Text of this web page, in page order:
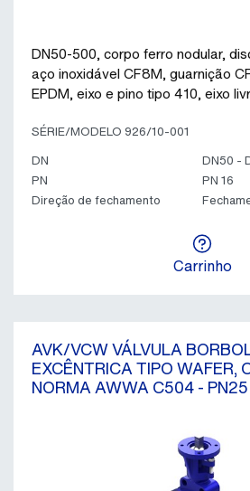
DN50-500, corpo ferro nodular,
aço inoxidável CF8M, guarnição
EPDM, eixo e pino tipo 410, eixo
SÉRIE/MODELO 926/10-001
DN
DN50 -
PN
PN 16
Direção de fechamento
Carrinho
AVK/VCW VÁLVULA
EXCÊNTRICA TIPO WAFER,
NORMA AWWA C504 - PN25